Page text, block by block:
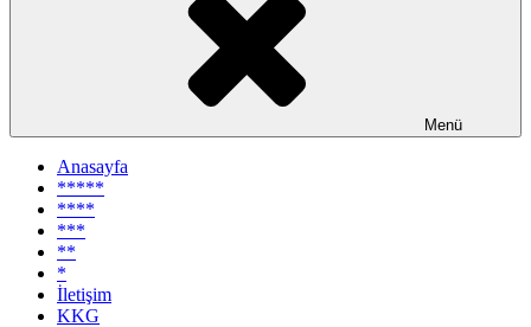
Menü
Anasayfa
*****
****
***
**
*
İletişim
KKG